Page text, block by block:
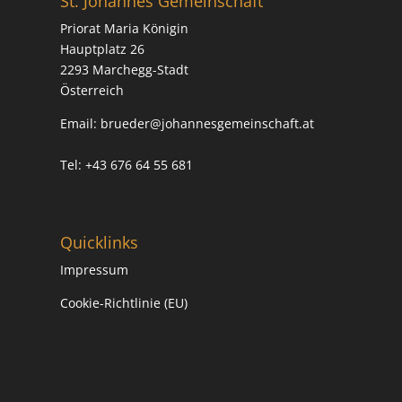
i
v
e
:
Priorat Maria Königin
Hauptplatz 26
2293 Marchegg-Stadt
Österreich
Email: brueder@johannesgemeinschaft.at
Tel: +43 676 64 55 681
Quicklinks
Impressum
Cookie-Richtlinie (EU)